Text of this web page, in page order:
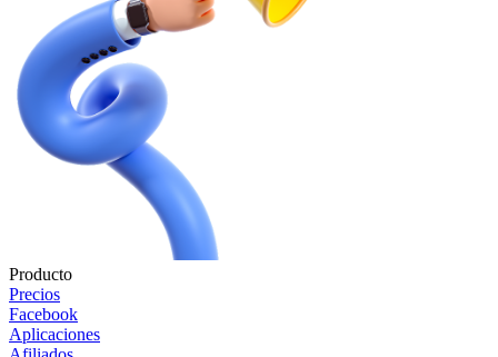
Producto
Precios
Facebook
Aplicaciones